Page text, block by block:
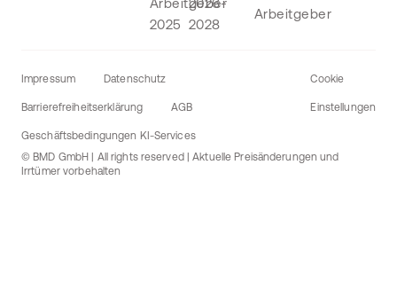
Impressum Datenschutz
Barrierefreiheitserklärung AGB
Geschäftsbedingungen KI-Services
Cookie
Einstellungen
© BMD GmbH | All rights reserved | Aktuelle Preisänderungen und
Irrtümer vorbehalten